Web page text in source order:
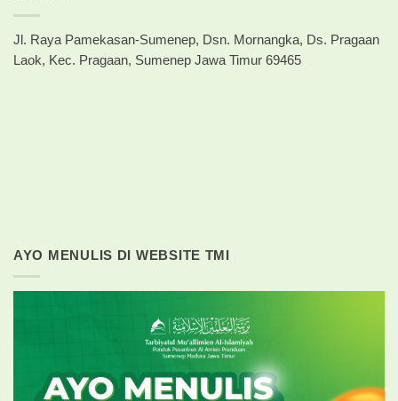
Jl. Raya Pamekasan-Sumenep, Dsn. Mornangka, Ds. Pragaan
Laok, Kec. Pragaan, Sumenep Jawa Timur 69465
AYO MENULIS DI WEBSITE TMI